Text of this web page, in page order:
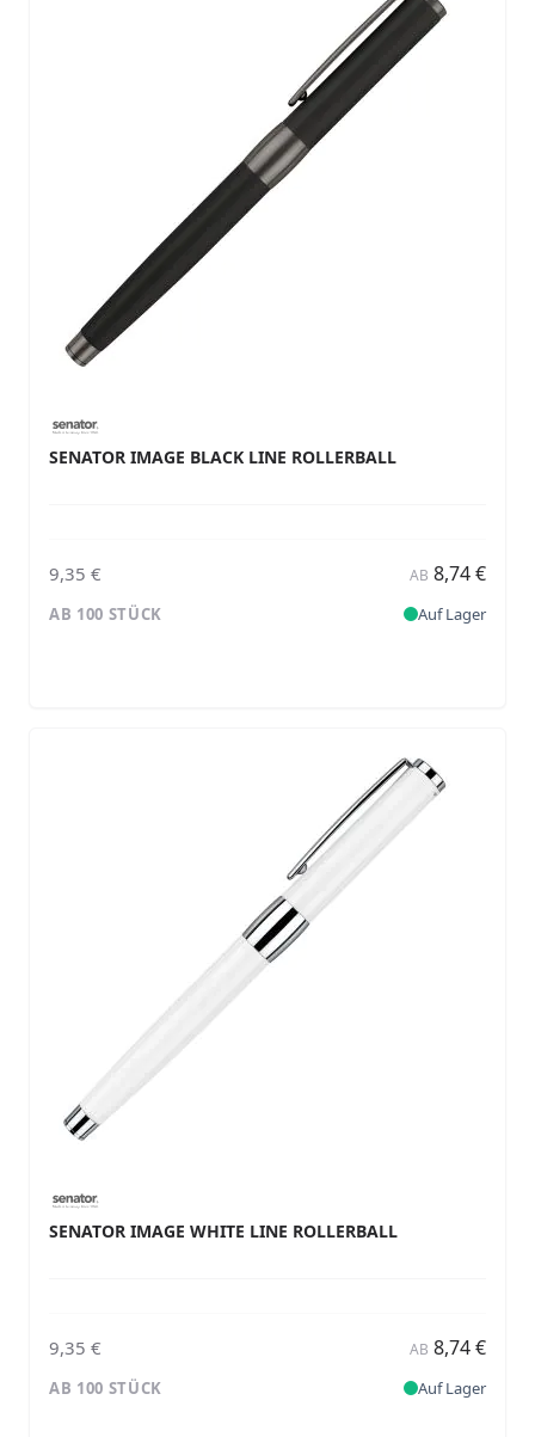
SENATOR IMAGE BLACK LINE ROLLERBALL
9,35 € AB 8,74 €
AB 100 STÜCK Auf Lager
SENATOR IMAGE WHITE LINE ROLLERBALL
9,35 € AB 8,74 €
AB 100 STÜCK Auf Lager